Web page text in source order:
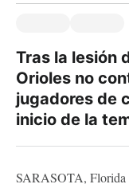
Tras la lesión
Orioles no
jugadores de
inicio de la
SARASOTA, Florida